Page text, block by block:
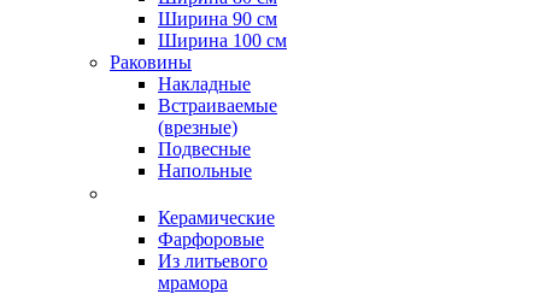
Ширина 90 см
Ширина 100 см
Раковины
Накладные
Встраиваемые
(врезные)
Подвесные
Напольные
Керамические
Фарфоровые
Из литьевого
мрамора